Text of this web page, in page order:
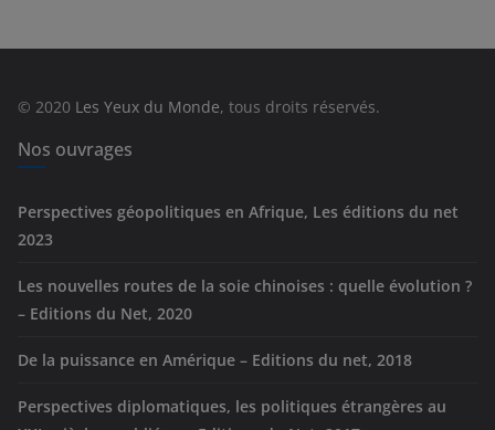
e
s
© 2020 Les Yeux du Monde, tous droits réservés.
Nos ouvrages
Perspectives géopolitiques en Afrique, Les éditions du net
2023
Les nouvelles routes de la soie chinoises : quelle évolution ?
– Editions du Net, 2020
De la puissance en Amérique – Editions du net, 2018
Perspectives diplomatiques, les politiques étrangères au